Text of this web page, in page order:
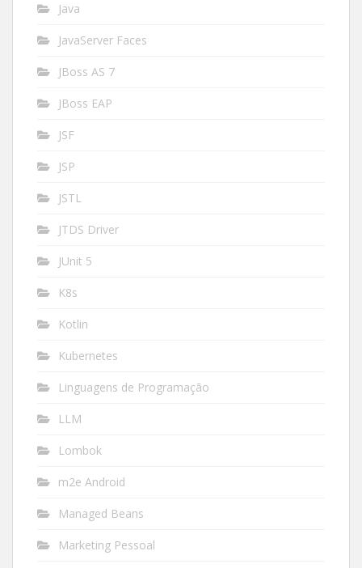
Java
JavaServer Faces
JBoss AS 7
JBoss EAP
JSF
JSP
JSTL
JTDS Driver
JUnit 5
K8s
Kotlin
Kubernetes
Linguagens de Programação
LLM
Lombok
m2e Android
Managed Beans
Marketing Pessoal